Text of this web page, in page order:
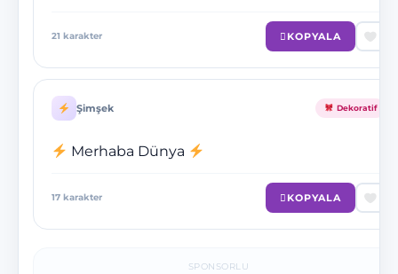
21 karakter KOPYALA
Şimşek Dekoratif
Merhaba Dünya
17 karakter KOPYALA
SPONSORLU